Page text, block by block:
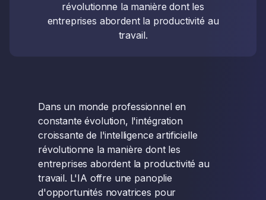
révolutionne la manière dont les
entreprises abordent la productivité au
travail.
Dans un monde professionnel en
constante évolution, l'intégration
croissante de l'intelligence artificielle
révolutionne la manière dont les
entreprises abordent la productivité au
travail. L'IA offre une panoplie
d'opportunités novatrices pour